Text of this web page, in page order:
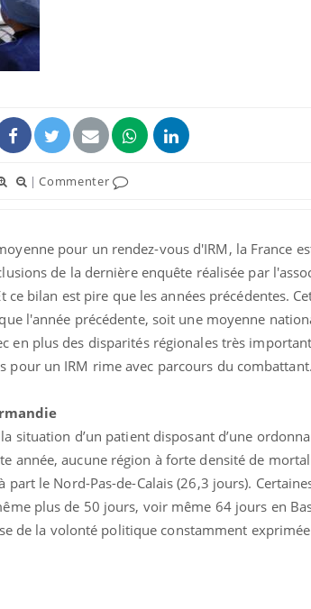
|Commenter
pour un rendez-vous d'IRM, la France
de la dernière enquête réalisée par
bilan est pire que les années précédentes.
l'année précédente, soit une moyenne
en plus des disparités régionales très
pour un IRM rime avec parcours du combattant.
situation d’un patient disposant d’une
année, aucune région à forte densité de
part le Nord-Pas-de-Calais (26,3 jours).
plus de 50 jours, voir même 64 jours en
de la volonté politique constamment
VIH : la fin du comprimé
tous les jours se profile-t-
en fer : comprendre pour
brouillard mental ou
Youtube
Insuline &
osait en
En 2026,